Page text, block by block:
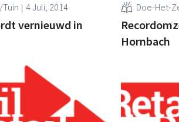
4 Juli, 2014
vernieuwd in
Doe-Het-
Hornbach